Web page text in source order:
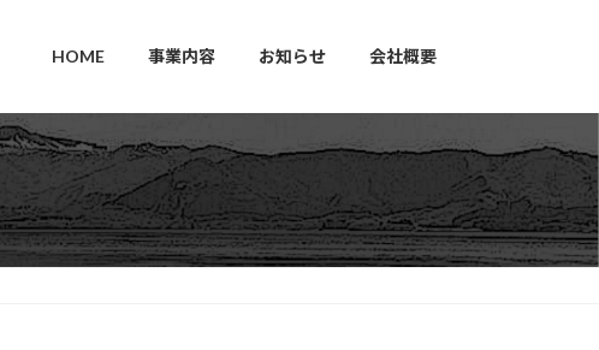
HOME 事業内容 お知らせ 会社概要